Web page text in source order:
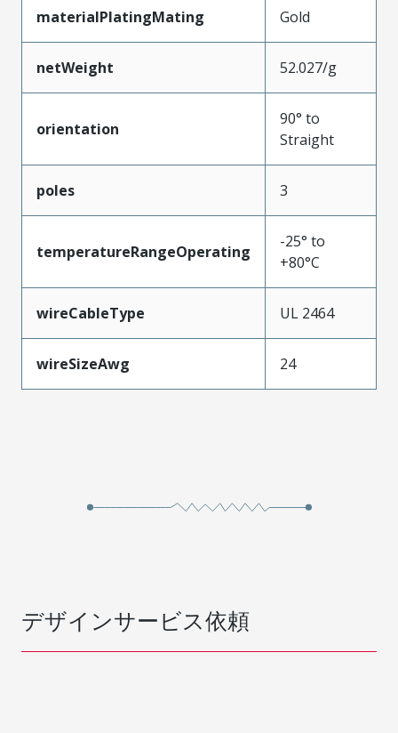
materialPlatingMating Gold
netWeight 52.027/g
orientation
90° to
Straight
poles 3
temperatureRangeOperating
-25° to
+80°C
wireCableType UL 2464
wireSizeAwg 24
デザインサービス依頼